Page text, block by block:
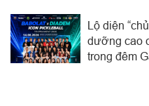
Lộ diện
dưỡng cao
trong đêm